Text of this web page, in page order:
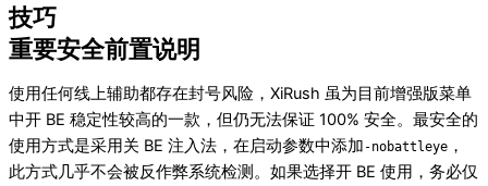
技巧
重要安全前置说明
使用任何线上辅助都存在封号风险，XiRush 虽为目前增强版菜单
中开 BE 稳定性较高的一款，但仍无法保证 100% 安全。最安全的
使用方式是采用关 BE 注入法，在启动参数中添加 -nobattleye ，
此方式几乎不会被反作弊系统检测。如果选择开 BE 使用，务必仅